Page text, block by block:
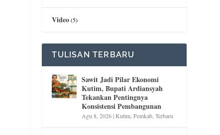
Video(5)
TULISAN TERBARU
Sawit Jadi Pilar Ekonomi
Kutim, Bupati Ardiansyah
Tekankan Pentingnya
Konsistensi Pembangunan
Agu 8, 2026|Kutim,Pemkab,Terbaru